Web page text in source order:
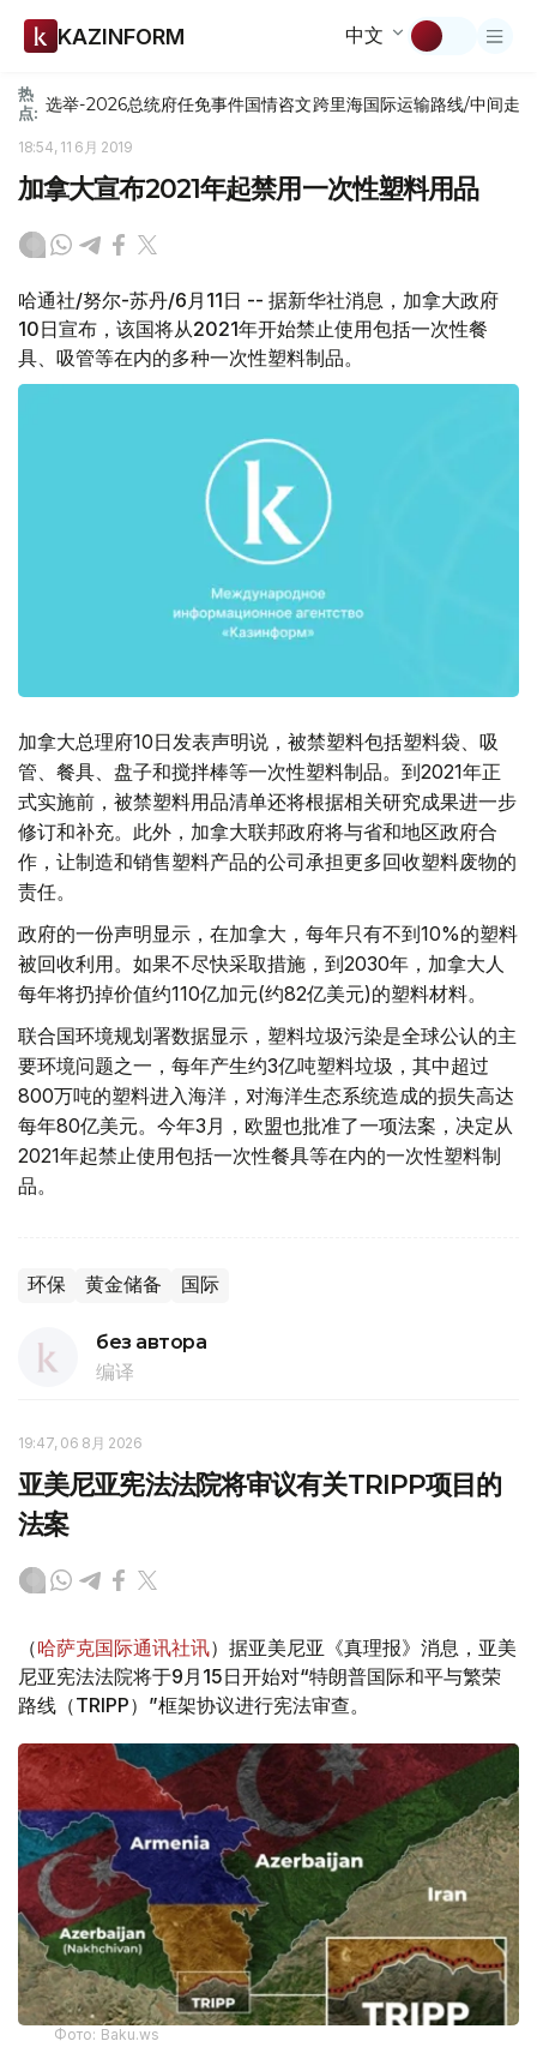
KAZINFORM 中文
热
点: 选举-2026总统府任免事件国情咨文跨里海国际运输路线/中间走廊
18:54, 11 6月 2019
加拿大宣布2021年起禁用一次性塑料用品
哈通社/努尔-苏丹/6月11日 -- 据新华社消息，加拿大政府
10日宣布，该国将从2021年开始禁止使用包括一次性餐
具、吸管等在内的多种一次性塑料制品。
加拿大总理府10日发表声明说，被禁塑料包括塑料袋、吸
管、餐具、盘子和搅拌棒等一次性塑料制品。到2021年正
式实施前，被禁塑料用品清单还将根据相关研究成果进一步
修订和补充。此外，加拿大联邦政府将与省和地区政府合
作，让制造和销售塑料产品的公司承担更多回收塑料废物的
责任。
政府的一份声明显示，在加拿大，每年只有不到10%的塑料
被回收利用。如果不尽快采取措施，到2030年，加拿大人
每年将扔掉价值约110亿加元(约82亿美元)的塑料材料。
联合国环境规划署数据显示，塑料垃圾污染是全球公认的主
要环境问题之一，每年产生约3亿吨塑料垃圾，其中超过
800万吨的塑料进入海洋，对海洋生态系统造成的损失高达
每年80亿美元。今年3月，欧盟也批准了一项法案，决定从
2021年起禁止使用包括一次性餐具等在内的一次性塑料制
品。
环保 黄金储备 国际
без автора
编译
19:47, 06 8月 2026
亚美尼亚宪法法院将审议有关TRIPP项目的
法案
（哈萨克国际通讯社讯）据亚美尼亚《真理报》消息，亚美
尼亚宪法法院将于9月15日开始对“特朗普国际和平与繁荣
路线（TRIPP）”框架协议进行宪法审查。
Фото: Baku.ws